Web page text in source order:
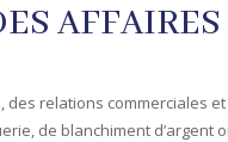
AFFAIRES
relations commerciales
de blanchiment